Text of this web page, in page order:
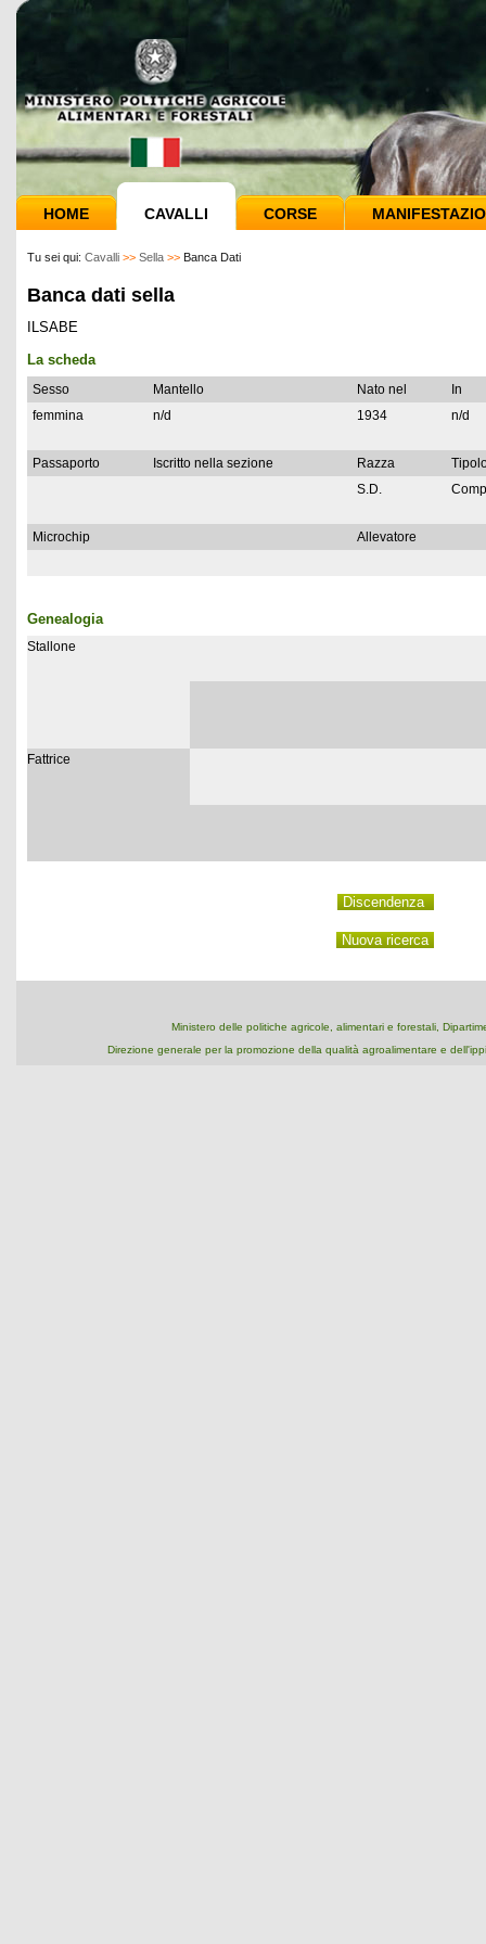
HOME CAVALLI CORSE
Tu sei qui: Cavalli >> Sella >> Banca Dati
Banca dati sella
ILSABE
La scheda
Sesso Mantello Nato nel
In
femmina
n/d 1934 n/d
Passaporto Iscritto nella sezione Razza
S.D.
Microchip Allevatore
Genealogia
Stallone
Fattrice
Ministero delle politiche agricole, alimentari e forestali,
Direzione generale per la promozione della qualità agroalimentare e